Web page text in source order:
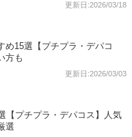
更新日:2026/03/18
め15選【プチプラ・デパコ
方も
更新日:2026/03/03
【プチプラ・デパコス】人気
選